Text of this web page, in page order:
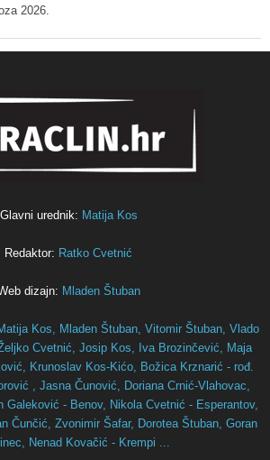
2026.
Glavni urednik: Matija Kos
Redaktor: Ratko Cvetnić
dizajn: Mladen Štuban
Kos, Mladen Štuban, Vitomir Štuban, Vlado
Cvetnić, Josip Kos, Iva Brozinčević, Maja
Krunoslav Kos-Kićo, Božica Krznarić - rođ.
, Jasna Čunović, Doriana Crnić-Vlahovac,
Galeković - Benov, Nikola Cvetnić - Esperantov,
Čunčić, Zvonimir Šafar, Dorotea Štuban, Goran
Nenad Kovačić - Krempi ...